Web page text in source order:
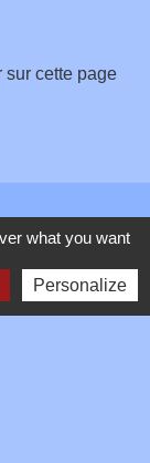
sur cette page
what you want
Personalize